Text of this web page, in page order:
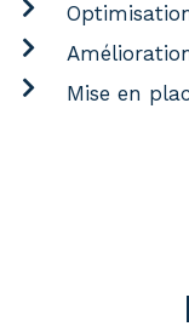
Mise en